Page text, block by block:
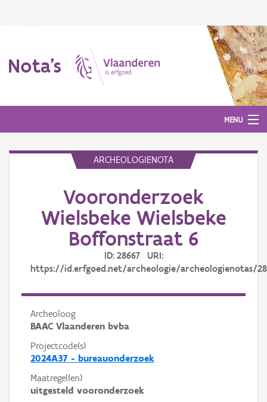
Nota's
MENU
ARCHEOLOGIENOTA
Vooronderzoek
Wielsbeke Wielsbeke
Boffonstraat 6
ID: 28667 URI:
https://id.erfgoed.net/archeologie/archeologienotas/
Archeoloog
BAAC Vlaanderen bvba
Projectcode(s)
2024A37 - bureauonderzoek
Maatregel(en)
uitgesteld vooronderzoek